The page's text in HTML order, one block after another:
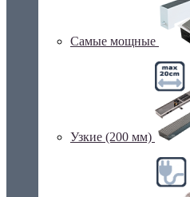
Самые мощные
Узкие (200 мм)